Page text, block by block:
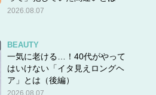
2026.08.07
BEAUTY
一気に老ける…！40代がやって
はいけない「イタ見えロングヘ
ア」とは（後編）